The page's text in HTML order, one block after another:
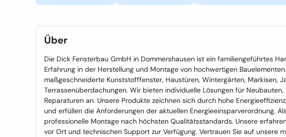
Über
Die Dick Fensterbau GmbH in Dommershausen ist ein familiengeführtes
Erfahrung in der Herstellung und Montage von hochwertigen
maßgeschneiderte Kunststofffenster, Haustüren, Wintergärten, Markisen,
Terrassenüberdachungen. Wir bieten individuelle Lösungen für
Reparaturen an. Unsere Produkte zeichnen sich durch hohe
und erfüllen die Anforderungen der aktuellen Energieeinsparverordnung.
professionelle Montage nach höchsten Qualitätsstandards. Unsere
vor Ort und technischen Support zur Verfügung. Vertrauen Sie auf unsere